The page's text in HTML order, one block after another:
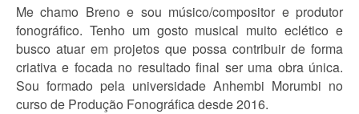
Me chamo Breno e sou músico/compositor e produtor
fonográfico. Tenho um gosto musical muito eclético e
busco atuar em projetos que possa contribuir de forma
criativa e focada no resultado final ser uma obra única.
Sou formado pela universidade Anhembi Morumbi no
curso de Produção Fonográfica desde 2016.